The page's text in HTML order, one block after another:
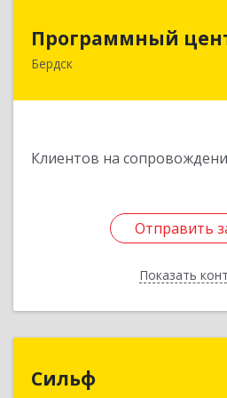
Программный
Бердск
Клиентов на
Отправить
Показать
Отправить
Назад
Сильф